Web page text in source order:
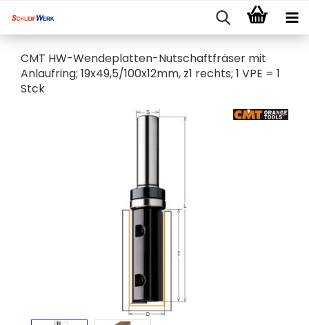
CMT HW-Wendeplatten-Nutschaftfräser mit
Anlaufring; 19x49,5/100x12mm, z1 rechts; 1 VPE = 1
Stck